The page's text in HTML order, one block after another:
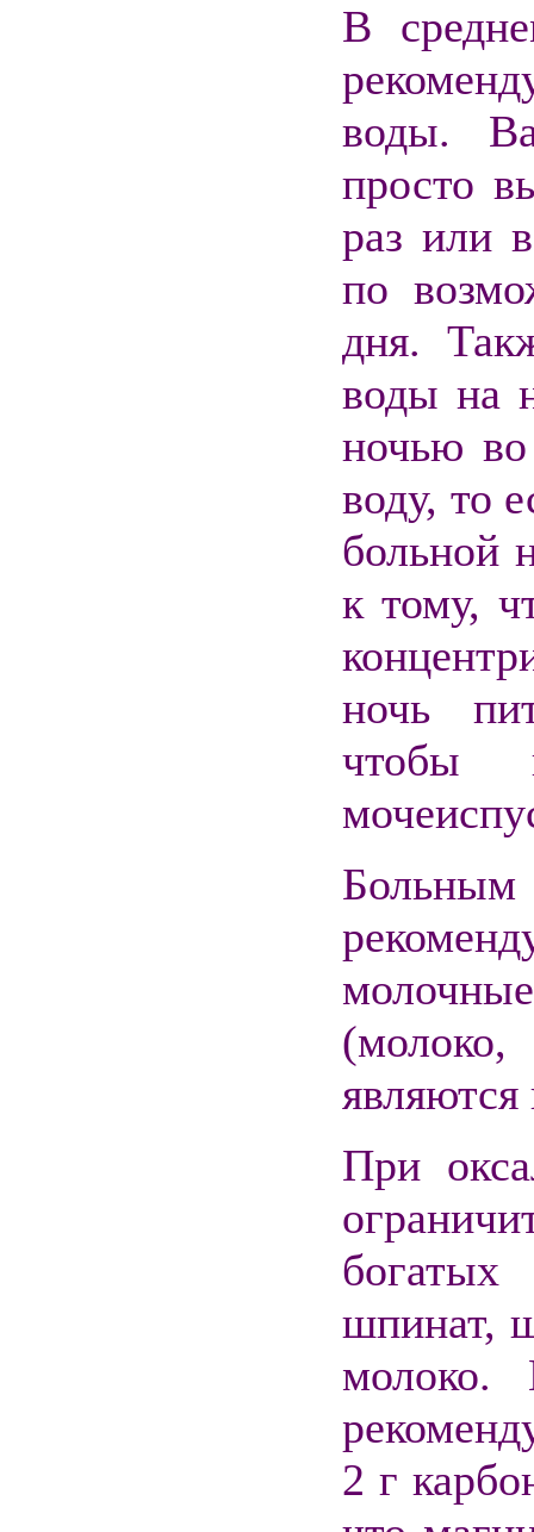
В
воды.
просто
раз или
по
дня.
воды на
ночью
воду, то
больной
к тому,
ночь
чтобы
При
богатых
шпинат,
молоко.
2 г